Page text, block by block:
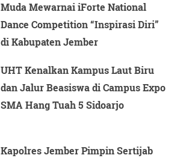
Muda Mewarnai iForte National
Dance Competition “Inspirasi Diri”
di Kabupaten Jember
UHT Kenalkan Kampus Laut Biru
dan Jalur Beasiswa di Campus Expo
SMA Hang Tuah 5 Sidoarjo
Kapolres Jember Pimpin Sertijab